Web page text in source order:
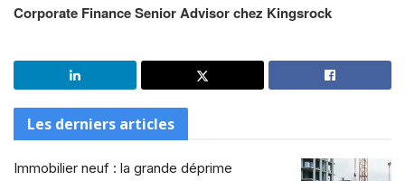
Corporate Finance Senior Advisor chez Kingsrock
Les derniers articles
Immobilier neuf : la grande déprime